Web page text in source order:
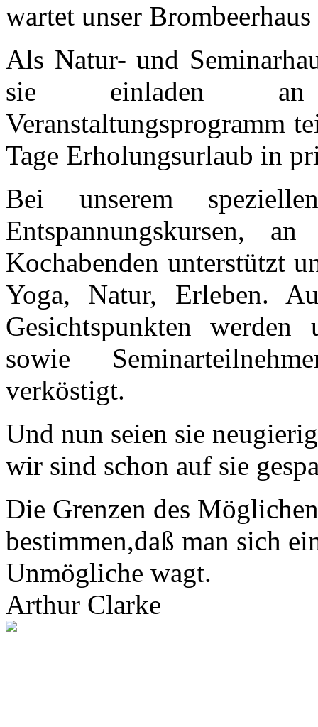
wartet unser
Als Natur- und
sie einladen an
Veranstaltungsprogramm
Tage Erholungsurlaub in
Bei unserem
Entspannungskursen,
Kochabenden unterstützt
Yoga, Natur, Erleben.
Gesichtspunkten
sowie
verköstigt.
Und nun seien sie
wir sind schon auf sie
Die Grenzen des
bestimmen,daß man sich
Unmögliche wagt.
Arthur Clarke